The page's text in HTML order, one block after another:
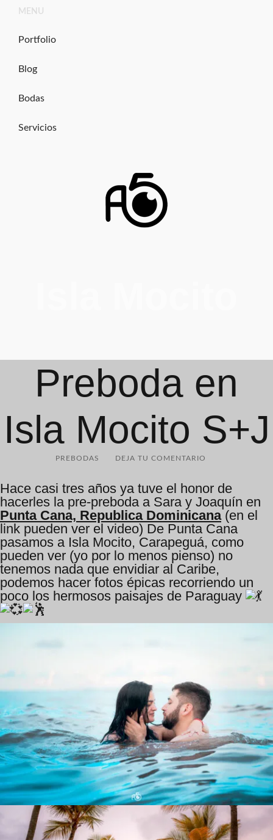
contenido
MENU
Portfolio
Blog
Bodas
Servicios
Preboda en
Isla Mocito S+J
PREBODAS DEJA TU COMENTARIO
Hace casi tres años ya tuve el honor de
hacerles la pre-preboda a Sara y Joaquín en
Punta Cana, Republica Dominicana(en el
link pueden ver el video) De Punta Cana
pasamos a Isla Mocito, Carapeguá, como
pueden ver (yo por lo menos pienso) no
tenemos nada que envidiar al Caribe,
podemos hacer fotos épicas recorriendo un
poco los hermosos paisajes de Paraguay